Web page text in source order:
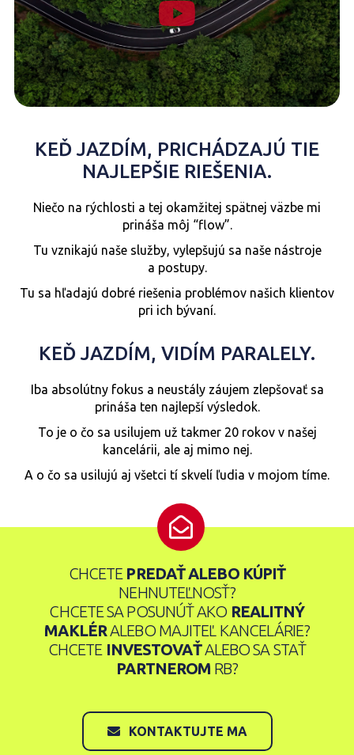
KEĎ JAZDÍM, PRICHÁDZAJÚ TIE
NAJLEPŠIE RIEŠENIA.
Niečo na rýchlosti a tej okamžitej spätnej väzbe mi
prináša môj “flow”.
Tu vznikajú naše služby, vylepšujú sa naše nástroje
a postupy.
Tu sa hľadajú dobré riešenia problémov našich klientov
pri ich bývaní.
KEĎ JAZDÍM, VIDÍM PARALELY.
Iba absolútny fokus a neustály záujem zlepšovať sa
prináša ten najlepší výsledok.
To je o čo sa usilujem už takmer 20 rokov v našej
kancelárii, ale aj mimo nej.
A o čo sa usilujú aj všetci tí skvelí ľudia v mojom tíme.
CHCETE PREDAŤ ALEBO KÚPIŤ
NEHNUTEĽNOSŤ?
CHCETE SA POSUNÚŤ AKO REALITNÝ
MAKLÉRALEBO MAJITEĽ KANCELÁRIE?
CHCETE INVESTOVAŤALEBO SA STAŤ
PARTNEROM RB?
KONTAKTUJTE MA